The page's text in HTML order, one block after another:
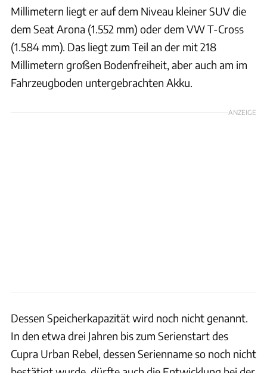
Millimetern liegt er auf dem Niveau kleiner SUV die
dem Seat Arona (1.552 mm) oder dem VW T-Cross
(1.584 mm). Das liegt zum Teil an der mit 218
Millimetern großen Bodenfreiheit, aber auch am im
Fahrzeugboden untergebrachten Akku.
ANZEIGE
Dessen Speicherkapazität wird noch nicht genannt.
In den etwa drei Jahren bis zum Serienstart des
Cupra Urban Rebel, dessen Serienname so noch nicht